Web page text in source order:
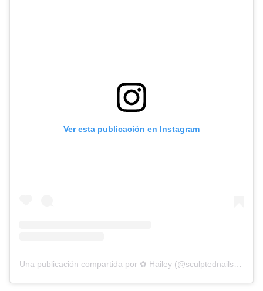
Ver esta publicación en Instagram
Una publicación compartida por ✿ Hailey (@sculptednailsbyhailey)